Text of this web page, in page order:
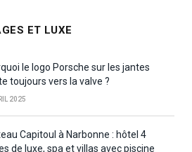
ET LUXE
le logo Porsche sur les jantes
toujours vers la valve ?
2025
Capitoul à Narbonne : hôtel 4
de luxe, spa et villas avec piscine